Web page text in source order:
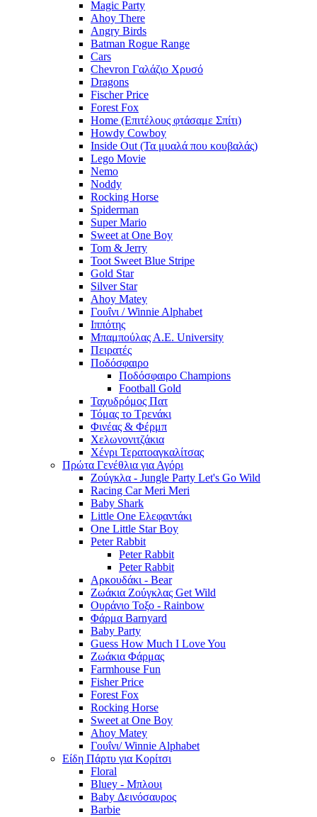
Magic Party
Ahoy There
Angry Birds
Batman Rogue Range
Cars
Chevron Γαλάζιο Χρυσό
Dragons
Fischer Price
Forest Fox
Home (Επιτέλους φτάσαμε Σπίτι)
Howdy Cowboy
Inside Out (Τα μυαλά που κουβαλάς)
Lego Movie
Nemo
Noddy
Rocking Horse
Spiderman
Super Mario
Sweet at One Boy
Tom & Jerry
Toot Sweet Blue Stripe
Gold Star
Silver Star
Ahoy Matey
Γουΐνι / Winnie Alphabet
Ιππότης
Μπαμπούλας Α.Ε. University
Πειρατές
Ποδόσφαιρο
Ποδόσφαιρο Champions
Football Gold
Ταχυδρόμος Πατ
Τόμας το Τρενάκι
Φινέας & Φέρμπ
Χελωνονιτζάκια
Χένρι Τερατοαγκαλίτσας
Πρώτα Γενέθλια για Αγόρι
Ζούγκλα - Jungle Party Let's Go Wild
Racing Car Meri Meri
Baby Shark
Little One Ελεφαντάκι
One Little Star Boy
Peter Rabbit
Peter Rabbit
Peter Rabbit
Αρκουδάκι - Bear
Ζωάκια Ζούγκλας Get Wild
Ουράνιο Τοξο - Rainbow
Φάρμα Barnyard
Baby Party
Guess How Much I Love You
Ζωάκια Φάρμας
Farmhouse Fun
Fisher Price
Forest Fox
Rocking Horse
Sweet at One Boy
Ahoy Matey
Γουΐνι/ Winnie Alphabet
Είδη Πάρτυ για Κορίτσι
Floral
Bluey - Μπλουι
Baby Δεινόσαυρος
Barbie